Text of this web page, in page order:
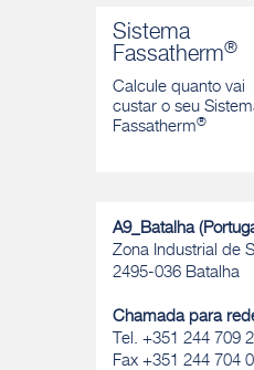
Formas moldadas
mineral à base de
realizar efeitos
Descobrir
Sistema
Fassatherm®
Calcule quanto vai
custar o seu
Fassatherm®
A9_Batalha
Zona Industrial de
2495-036 Batalha
Chamada para
Tel. +351 244 709
Fax +351 244 704